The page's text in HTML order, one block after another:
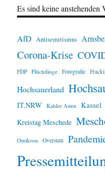
Es sind keine anstehenden
AfD Antisemitismus
Corona-Krise
FDP Flüchtlinge Fotografie
Hochsauerland
IT.NRW Kahler Asten Kassel
Kreistag Meschede
Omikron Oversum